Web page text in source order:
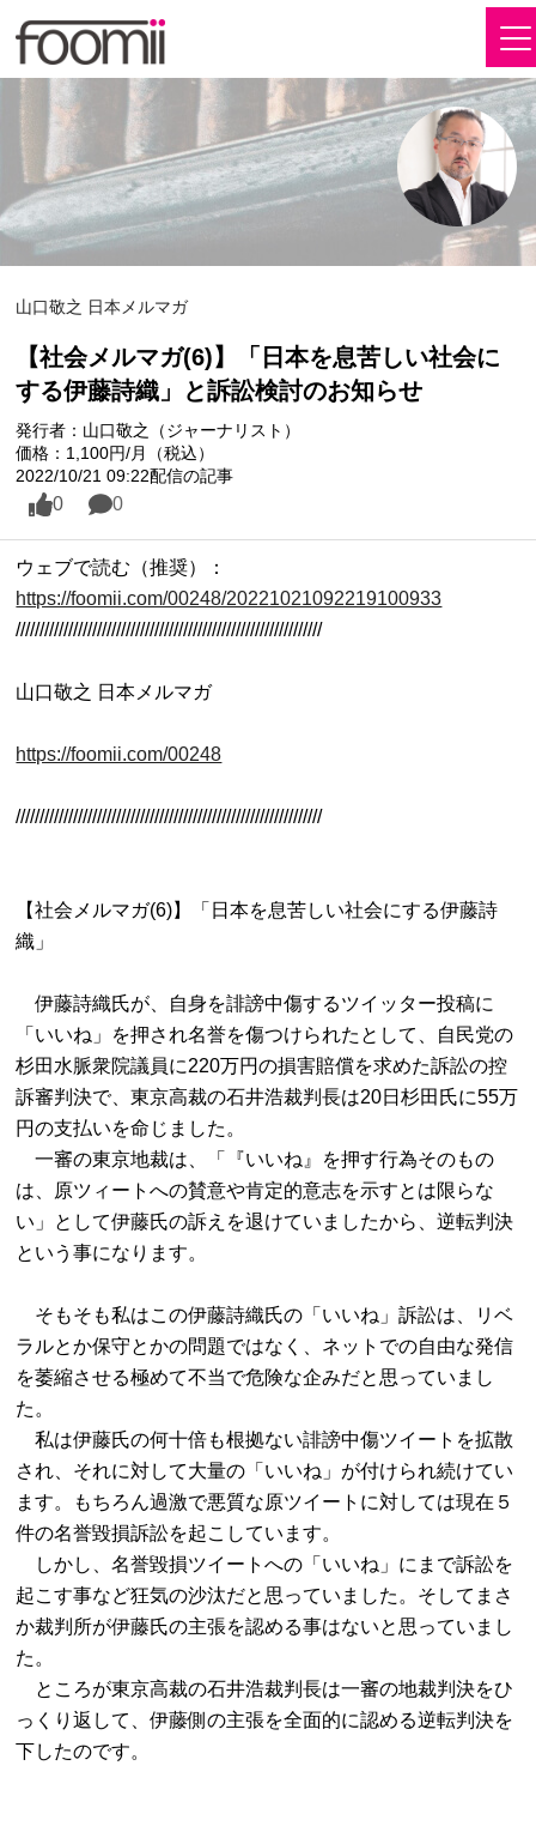
山口敬之 日本メルマガ
【社会メルマガ(6)】「日本を息苦しい社会に
する伊藤詩織」と訴訟検討のお知らせ
発行者：山口敬之（ジャーナリスト）
価格：1,100円/月（税込）
2022/10/21 09:22配信の記事
0 0
ウェブで読む（推奨）：
https://foomii.com/00248/20221021092219100933
////////////////////////////////////////////////////////////////
山口敬之 日本メルマガ
https://foomii.com/00248
////////////////////////////////////////////////////////////////
【社会メルマガ(6)】「日本を息苦しい社会にする伊藤詩
織」
伊藤詩織氏が、自身を誹謗中傷するツイッター投稿に
「いいね」を押され名誉を傷つけられたとして、自民党の
杉田水脈衆院議員に220万円の損害賠償を求めた訴訟の控
訴審判決で、東京高裁の石井浩裁判長は20日杉田氏に55万
円の支払いを命じました。
一審の東京地裁は、「『いいね』を押す行為そのもの
は、原ツィートへの賛意や肯定的意志を示すとは限らな
い」として伊藤氏の訴えを退けていましたから、逆転判決
という事になります。
そもそも私はこの伊藤詩織氏の「いいね」訴訟は、リベ
ラルとか保守とかの問題ではなく、ネットでの自由な発信
を萎縮させる極めて不当で危険な企みだと思っていまし
た。
私は伊藤氏の何十倍も根拠ない誹謗中傷ツイートを拡散
され、それに対して大量の「いいね」が付けられ続けてい
ます。もちろん過激で悪質な原ツイートに対しては現在５
件の名誉毀損訴訟を起こしています。
しかし、名誉毀損ツイートへの「いいね」にまで訴訟を
起こす事など狂気の沙汰だと思っていました。そしてまさ
か裁判所が伊藤氏の主張を認める事はないと思っていまし
た。
ところが東京高裁の石井浩裁判長は一審の地裁判決をひ
っくり返して、伊藤側の主張を全面的に認める逆転判決を